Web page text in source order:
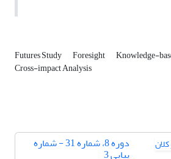
Futures Study Foresight Knowledge-
Cross-impact Analysis
دوره 8، شماره 31 - شماره
پیاپی 3